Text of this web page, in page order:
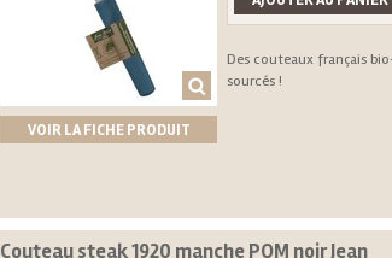
VOIR LA FICHE PRODUIT
Des couteaux français
sourcés !
Couteau steak 1920 manche POM noir Jean